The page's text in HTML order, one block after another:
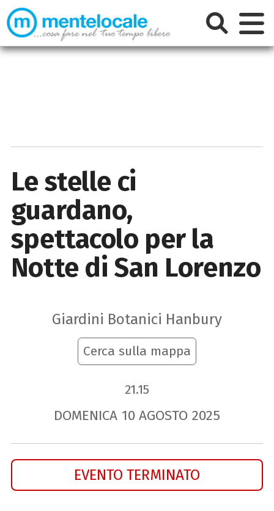
Le stelle ci
guardano,
spettacolo per la
Notte di San Lorenzo
Giardini Botanici Hanbury
Cerca sulla mappa
21.15
DOMENICA 10 AGOSTO 2025
EVENTO TERMINATO